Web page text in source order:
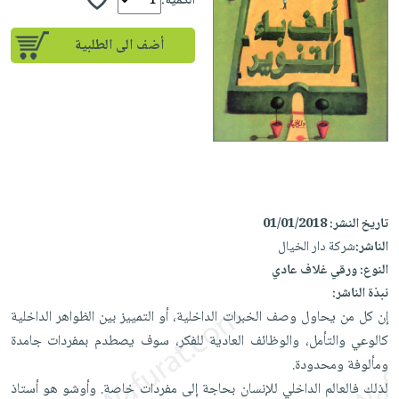
Ai
إختيارات
كتب
أكاديمية
صندوق
القراءة
بلا
حدود
أسئلة
يتكرر
طرحها
Android
تحميل
iKitab
على
Apple
أسئلة
يتكرر
طرحها
تحميل
masmu3
على
على
Apple
المواضيع
الأكثر
مبيعاً
وسائل
تعليمية
الصحة
والعناية
الشخصية
جديد
العناية
الشخصية
العناية
وتصفيف
الشعر
العناية
بالجسم
والسفرة
جديد
الكل
أواني
الطهي
أدوات
متجر
الهدايا
أقسام
أضف الى الطلبية
تاريخ النشر:01/01/2018
الناشر:شركة دار الخيال
النوع:ورقي غلاف عادي
نبذة الناشر:
إن كل من يحاول وصف الخبرات الداخلية، أو التمييز بين الظواهر الداخلية
كالوعي والتأمل، والوظائف العادية للفكر، سوف يصطدم بمفردات جامدة
ومألوفة ومحدودة.
لذلك فالعالم الداخلي للإنسان بحاجة إلى مفردات خاصة. وأوشو هو أستاذ